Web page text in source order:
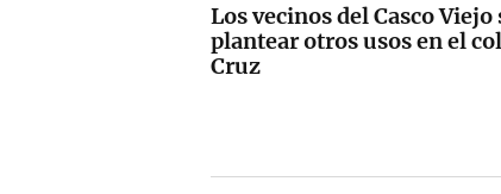
Los vecinos del Casco
plantear otros usos en el
Cruz